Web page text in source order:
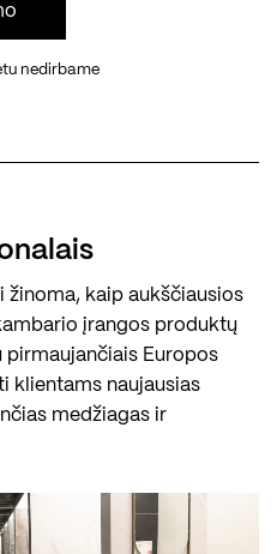
nedirbame
žinoma, kaip aukščiausios
įrangos produktų
pirmaujančiais Europos
klientams naujausias
medžiagas ir